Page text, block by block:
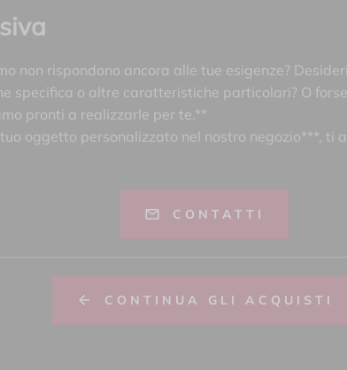
non rispondono ancora alle tue esigenze?
specifica o altre caratteristiche particolari? O
pronti a realizzarle per te.**
oggetto personalizzato nel nostro negozio***, ti
CONTATTI
CONTINUA GLI ACQUISTI